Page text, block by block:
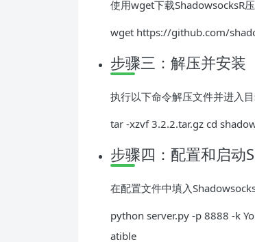
使用wget下载ShadowsocksR压
wget https://github.com/
步骤三：解压并安装
执行以下命令解压文件并进入目
tar -xzvf 3.2.2.tar.gz cd
步骤四：配置和启动
在配置文件中填入
python server.py -p 8888 -k
atible